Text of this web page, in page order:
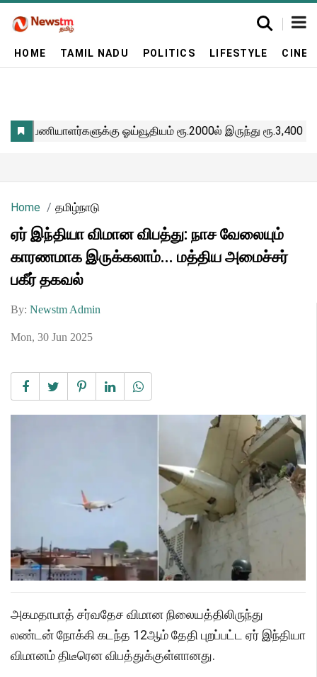
HOME TAMIL NADU POLITICS LIFESTYLE
Home தமிழ்நாடு
ஏர் இந்தியா விமான விபத்து: நாச வேலையும்
காரணமாக இருக்கலாம்... மத்திய அமைச்சர்
பகீர் தகவல்
By: Newstm Admin
Mon, 30 Jun 2025
அகமதாபாத் சர்வதேச விமான நிலையத்திலிருந்து
லண்டன் நோக்கி கடந்த 12ஆம் தேதி புறப்பட்ட ஏர் இந்தியா
விமானம் திடீரென விபத்துக்குள்ளானது.